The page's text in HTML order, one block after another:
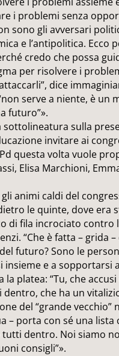
i problemi senza
sono gli avversari
e l’antipolitica. Ecco
credo che possa
per risolvere i
dice
serve a niente, è un
futuro”».
sottolineatura sulla
invitare ai
questa volta vuole
Elisa Marchioni,
animi caldi del
le quinte, dove era
di fila incrociato contro
“Che è fatta – grida
futuro? Sono le
e a sopportarsi a
platea: “Tu, che
che ha un
del “grande vecchio”
– porta con sé una lista
dentro. Noi siamo
consigli”».